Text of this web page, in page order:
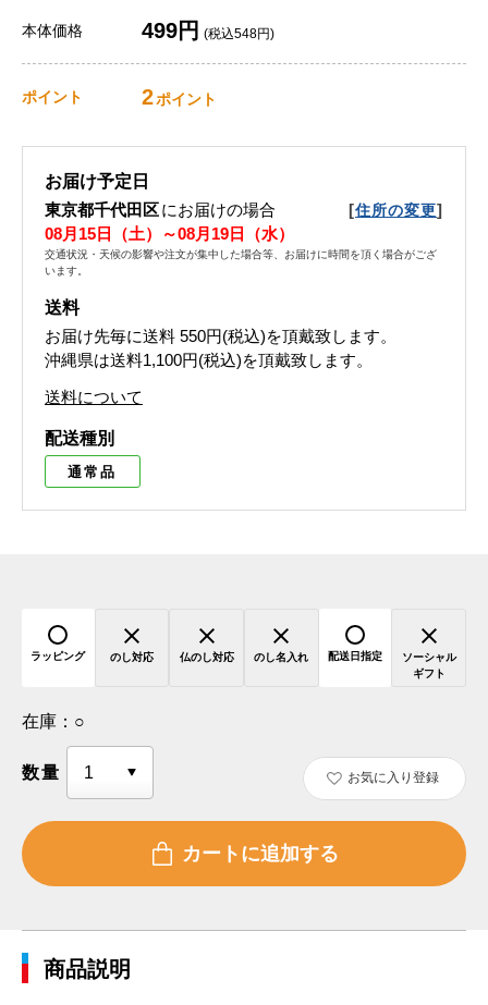
本体価格 499円 (税込548円)
ポイント 2ポイント
お届け予定日
東京都千代田区にお届けの場合 [住所の変更]
08月15日（土）～08月19日（水）
交通状況・天候の影響や注文が集中した場合等、お届けに時間を頂く場合がござ
います。
送料
お届け先毎に送料 550円(税込)を頂戴致します。
沖縄県は送料1,100円(税込)を頂戴致します。
送料について
配送種別
通常品
ラッピング のし対応 仏のし対応 のし名入れ 配送日指定
ソーシャル
ギフト
在庫： ○
数量 お気に入り登録
商品説明